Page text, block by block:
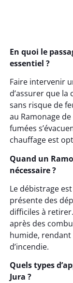
En quoi le
essentiel ?
Faire intervenir
d’assurer que
sans risque de
au Ramonage
fumées
chauffage est
Quand un
nécessaire ?
Le débistrage
présente des
difficiles à
après des
humide,
d’incendie.
Quels types
Jura ?